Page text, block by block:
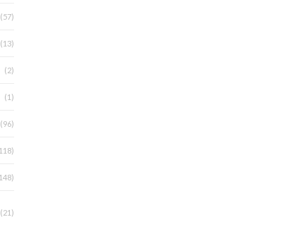
(57)
(13)
(2)
(1)
(96)
(21)